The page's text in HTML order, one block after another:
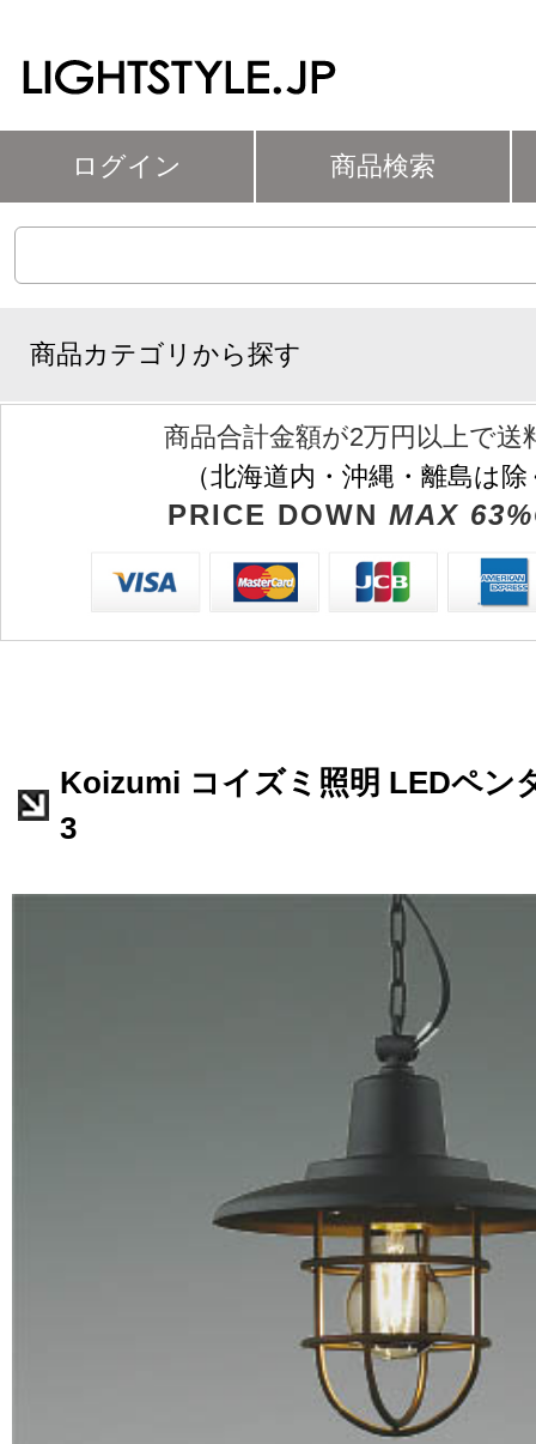
ログイン 商品検索
商品カテゴリから探す
商品合計金額が2万円以上で送
（北海道内・沖縄・離島は
PRICE DOWN MAX
Koizumi コイズミ照明 LEDペン
3